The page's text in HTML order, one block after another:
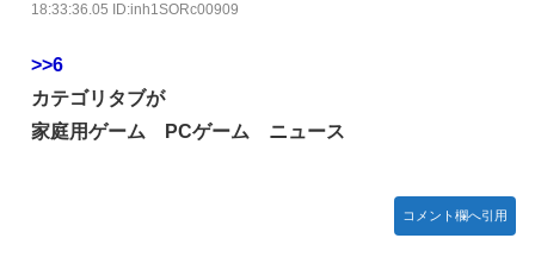
【AIグラビア】おしっこをしている女の子のAIエロ画像まと
め【リアル調】 Part 3
18:33:36.05 ID:inh1SORc00909
>>6
カテゴリタブが
家庭用ゲーム PCゲーム ニュース
コメント欄へ引用